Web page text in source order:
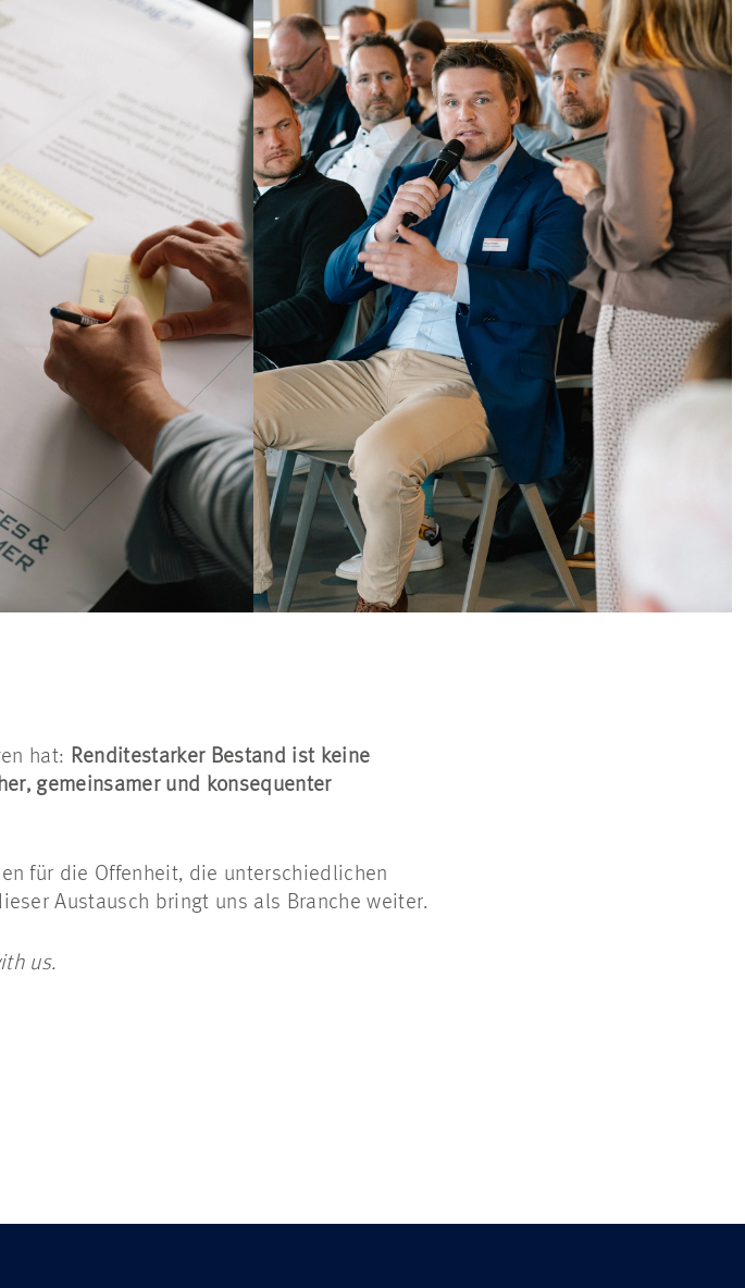
hat: Renditestarker Bestand ist keine
gemeinsamer und konsequenter
für die Offenheit, die unterschiedlichen
Austausch bringt uns als Branche weiter.
us.